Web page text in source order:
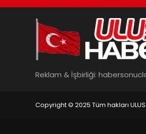
Reklam & İşbirliği:
Copyright © 2025 Tüm hakları ULUS